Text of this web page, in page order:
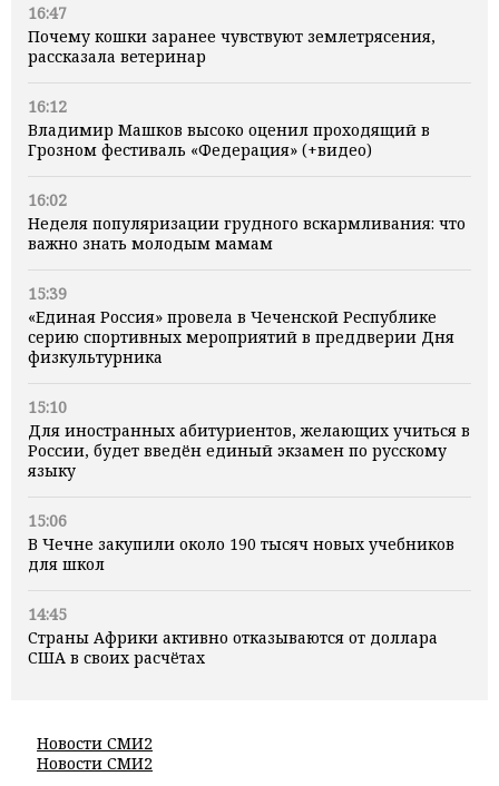
16:47
Почему кошки заранее чувствуют землетрясения,
рассказала ветеринар
16:12
Владимир Машков высоко оценил проходящий в
Грозном фестиваль «Федерация» (+видео)
16:02
Неделя популяризации грудного вскармливания: что
важно знать молодым мамам
15:39
«Единая Россия» провела в Чеченской Республике
серию спортивных мероприятий в преддверии Дня
физкультурника
15:10
Для иностранных абитуриентов, желающих учиться в
России, будет введён единый экзамен по русскому
языку
15:06
В Чечне закупили около 190 тысяч новых учебников
для школ
14:45
Страны Африки активно отказываются от доллара
США в своих расчётах
Новости СМИ2
Новости СМИ2